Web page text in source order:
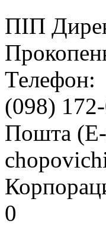
ПІП
Телефон:
(098)
Пошта
0